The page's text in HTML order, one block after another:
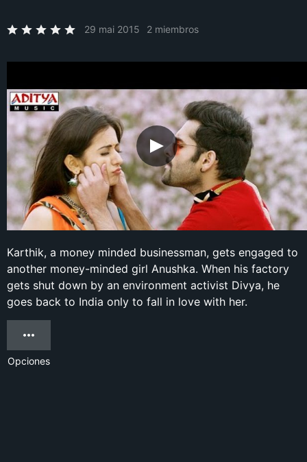
29 mai 2015 2 miembros
Karthik, a money minded businessman, gets engaged to
another money-minded girl Anushka. When his factory
gets shut down by an environment activist Divya, he
goes back to India only to fall in love with her.
Opciones